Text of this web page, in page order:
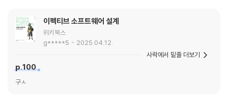
'비지캘크', 가정용 컴퓨터로 급속한 확산을 이끌
산과 불법 복제 사이에서 아슬아슬한 줄타기를 하
게 만든 복제 방지 해제 유틸리티인 '록스미스', 가
로 만들 수 있게 도와준다. 현장에서 생성AI 기술
궁금한 분들께 추천 드린다.
이펙티브 소프트웨어 설계
위키북스
g*****5
2025.04.12.
p.100
구ㅅ
사락에서 밑줄 더보기